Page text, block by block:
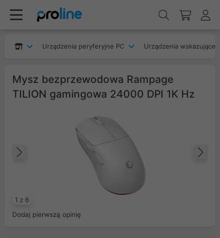
Urządzenia peryferyjne PC Urządzenia wskazujące
Mysz bezprzewodowa Rampage
TILION gamingowa 24000 DPI 1K Hz
1 z 6
Poprzedni
Dodaj pierwszą opinię